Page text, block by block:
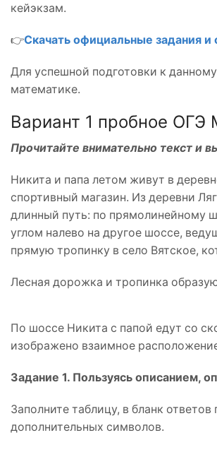
кейэкзам.
👉Скачать официальные задания
Для успешной подготовки к
математике.
Вариант 1 пробное ОГЭ
Прочитайте внимательно текст и
Никита и папа летом живут в
спортивный магазин. Из деревни
длинный путь: по прямолинейному
углом налево на другое шоссе,
прямую тропинку в село Вятское,
Лесная дорожка и тропинка
По шоссе Никита с папой едут со
изображено взаимное
Задание 1. Пользуясь описанием,
Заполните таблицу, в бланк
дополнительных символов.